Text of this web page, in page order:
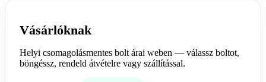
Vásárlóknak
Helyi csomagolásmentes bolt árai weben — válassz boltot,
böngéssz, rendeld átvételre vagy szállítással.